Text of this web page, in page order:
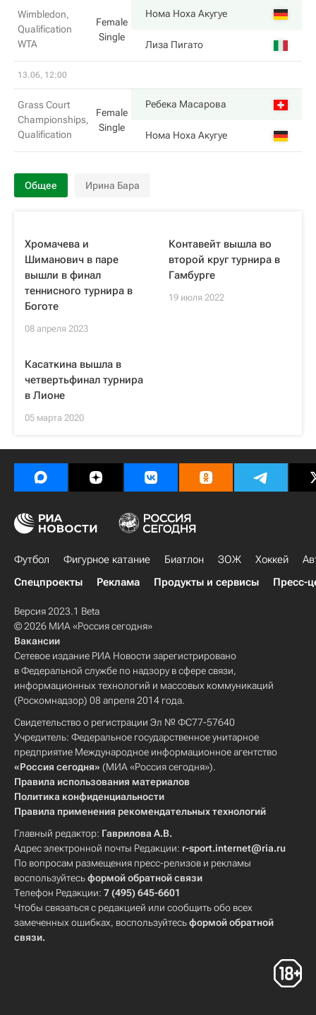
Wimbledon,
Qualification
WTA
Female
Single
Нома Ноха Акугуе
Лиза Пигато
13.06, 12:00
Grass Court
Championships,
Qualification
Female
Single
Ребека Масарова
Нома Ноха Акугуе
Общее Ирина Бара
Хромачева и
Шиманович в паре
вышли в финал
теннисного турнира в
Боготе
08 апреля 2023
Контавейт вышла во
второй круг турнира в
Гамбурге
19 июля 2022
Касаткина вышла в
четвертьфинал турнира
в Лионе
05 марта 2020
Футбол Фигурное катание Биатлон ЗОЖ Хоккей
Спецпроекты
Реклама Продукты и сервисы Пресс-
Версия 2023.1 Beta
© 2026 МИА «Россия сегодня»
Вакансии
Сетевое издание РИА Новости зарегистрировано
в Федеральной службе по надзору в сфере связи,
информационных технологий и массовых коммуникаций
(Роскомнадзор) 08 апреля 2014 года.
Свидетельство о регистрации Эл № ФС77-57640
Учредитель: Федеральное государственное унитарное
предприятие Международное информационное агентство
«Россия сегодня» (МИА «Россия сегодня»).
Правила использования материалов
Политика конфиденциальности
Правила применения рекомендательных технологий
Главный редактор: Гаврилова А.В.
Адрес электронной почты Редакции: r-sport.internet@ria.ru
По вопросам размещения пресс-релизов и рекламы
воспользуйтесьформой обратной связи
Телефон Редакции: 7 (495) 645-6601
Чтобы связаться с редакцией или сообщить обо всех
замеченных ошибках, воспользуйтесьформой обратной
связи.